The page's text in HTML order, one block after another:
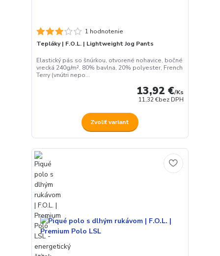
1 hodnotenie
Tepláky | F.O.L. | Lightweight Jog Pants
Elastický pás so šnúrkou, otvorené nohavice, bočné
vrecká 240g/m², 80% bavlna, 20% polyester, French
Terry (vnútri nepo...
13,92 €/Ks
11,32 €bez DPH
Zvoliť variant